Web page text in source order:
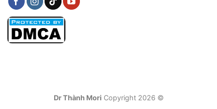
Dr Thành Mori Copyright 2026 ©